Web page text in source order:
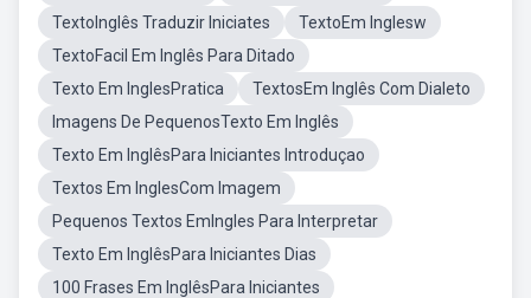
TextoInglês Traduzir Iniciates
TextoEm Inglesw
TextoFacil Em Inglês Para Ditado
Texto Em InglesPratica
TextosEm Inglês Com Dialeto
Imagens De PequenosTexto Em Inglês
Texto Em InglêsPara Iniciantes Introduçao
Textos Em InglesCom Imagem
Pequenos Textos EmIngles Para Interpretar
Texto Em InglêsPara Iniciantes Dias
100 Frases Em InglêsPara Iniciantes